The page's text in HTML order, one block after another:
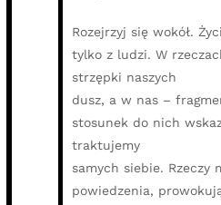
Rozejrzyj się wokół.
tylko z ludzi. W
strzępki naszych
dusz, a w nas –
stosunek do nich
traktujemy
samych siebie. Rzeczy
powiedzenia,